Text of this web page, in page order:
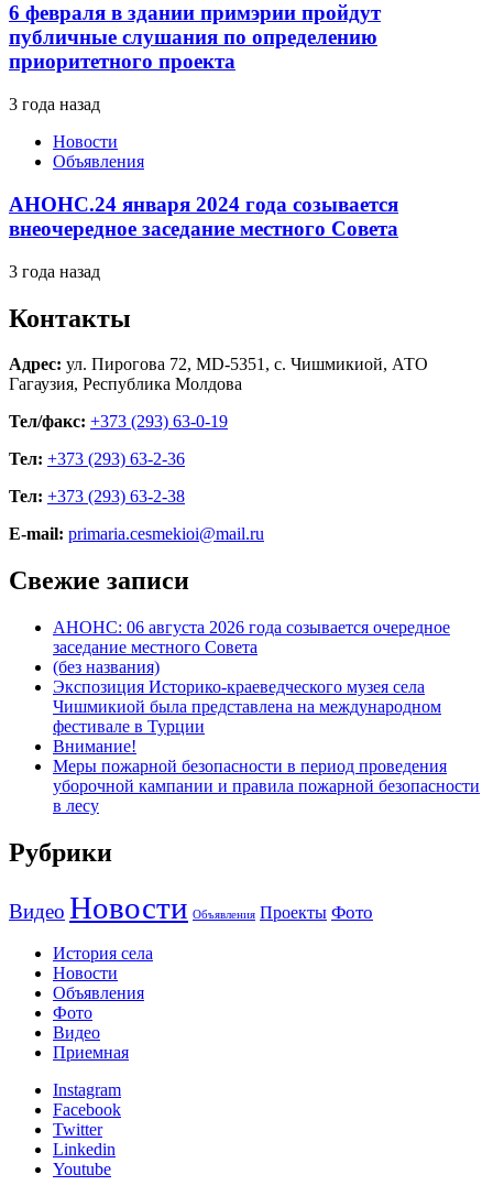
6 февраля в здании примэрии пройдут
публичные слушания по определению
приоритетного проекта
3 года назад
Новости
Объявления
АНОНС.24 января 2024 года созывается
внеочередное заседание местного Совета
3 года назад
Контакты
Адрес: ул. Пирогова 72, MD-5351, с. Чишмикиой, АТО
Гагаузия, Республика Молдова
Тел/факс: +373 (293) 63-0-19
Тел: +373 (293) 63-2-36
Тел: +373 (293) 63-2-38
E-mail: primaria.cesmekioi@mail.ru
Свежие записи
АНОНС: 06 августа 2026 года созывается очередное
заседание местного Совета
(без названия)
Экспозиция Историко-краеведческого музея села
Чишмикиой была представлена на международном
фестивале в Турции
Внимание!
Меры пожарной безопасности в период проведения
уборочной кампании и правила пожарной безопасности
в лесу
Рубрики
Видео Новости Объявления Проекты Фото
История села
Новости
Объявления
Фото
Видео
Приемная
Instagram
Facebook
Twitter
Linkedin
Youtube